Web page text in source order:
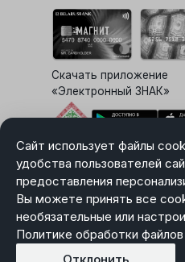
Сайт использует файлы
удобства пользователей
предоставления
Вы можете принять все
необязательные или
Политике обработки файлов
Скачать приложение
«Электронный ЗНАК»
Выбор
Карта
Политика в отношении